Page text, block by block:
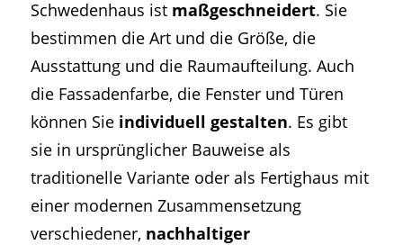
Schwedenhaus ist maßgeschneidert. Sie
bestimmen die Art und die Größe, die
Ausstattung und die Raumaufteilung. Auch
die Fassadenfarbe, die Fenster und Türen
können Sie individuell gestalten. Es gibt
sie in ursprünglicher Bauweise als
traditionelle Variante oder als Fertighaus mit
einer modernen Zusammensetzung
verschiedener, nachhaltiger